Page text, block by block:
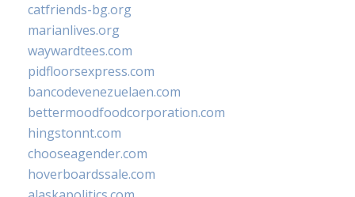
catfriends-bg.org
marianlives.org
waywardtees.com
pidfloorsexpress.com
bancodevenezuelaen.com
bettermoodfoodcorporation.com
hingstonnt.com
chooseagender.com
hoverboardssale.com